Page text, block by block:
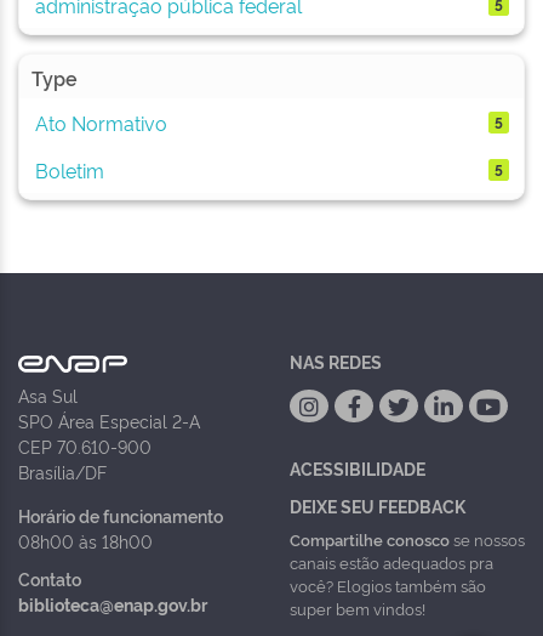
Type
Ato Normativo
5
Boletim 5
Asa Sul
SPO Área Especial 2-A
CEP 70.610-900
Brasília/DF
Horário de funcionamento
08h00 às 18h00
Contato
biblioteca@enap.gov.br
NAS REDES
ACESSIBILIDADE
DEIXE SEU FEEDBACK
Compartilhe conoscose nossos
canais estão adequados pra
você? Elogios também são
super bem vindos!